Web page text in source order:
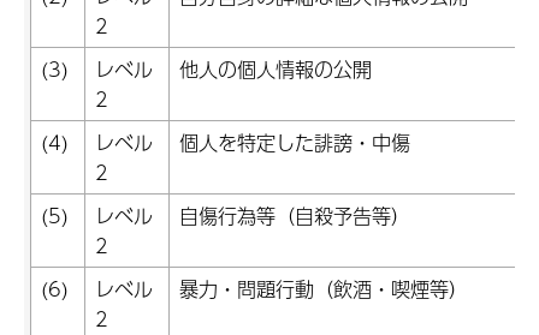
2
(3)
レベル
2
他人の個人情報の公開
(4)
レベル
2
個人を特定した誹謗・中傷
(5)
レベル
2
自傷行為等（自殺予告等）
(6)
レベル
2
暴力・問題行動（飲酒・喫煙等）